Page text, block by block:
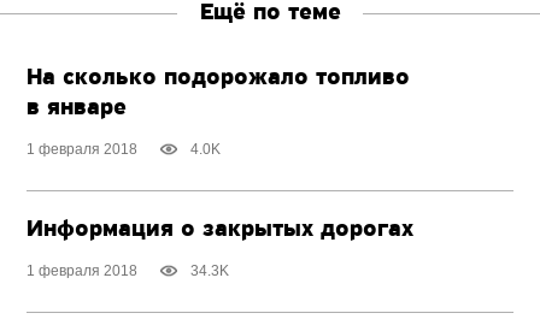
Ещё по теме
На сколько подорожало топливо
в январе
1 февраля 2018 4.0K
Информация о закрытых дорогах
1 февраля 2018 34.3K